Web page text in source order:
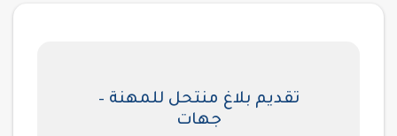
تقديم بلاغ منتحل للمهنة –
جهات